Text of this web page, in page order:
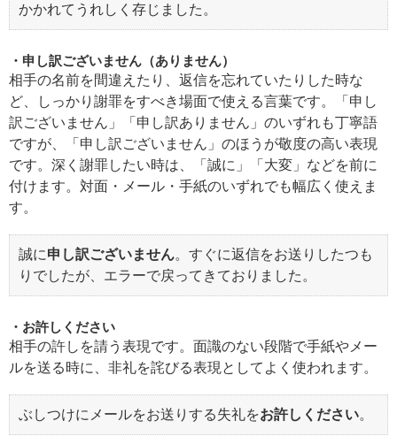
かかれてうれしく存じました。
申し訳ございません（ありません）
相手の名前を間違えたり、返信を忘れていたりした時な
ど、しっかり謝罪をすべき場面で使える言葉です。「申し
訳ございません」「申し訳ありません」のいずれも丁寧語
ですが、「申し訳ございません」のほうが敬度の高い表現
です。深く謝罪したい時は、「誠に」「大変」などを前に
付けます。対面・メール・手紙のいずれでも幅広く使えま
す。
誠に申し訳ございません。すぐに返信をお送りしたつも
りでしたが、エラーで戻ってきておりました。
お許しください
相手の許しを請う表現です。面識のない段階で手紙やメー
ルを送る時に、非礼を詫びる表現としてよく使われます。
ぶしつけにメールをお送りする失礼をお許しください。